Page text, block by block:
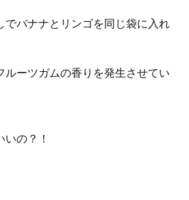
でバナナとリンゴを同じ袋に入れ
ルーツガムの香りを発生させてい
の？！